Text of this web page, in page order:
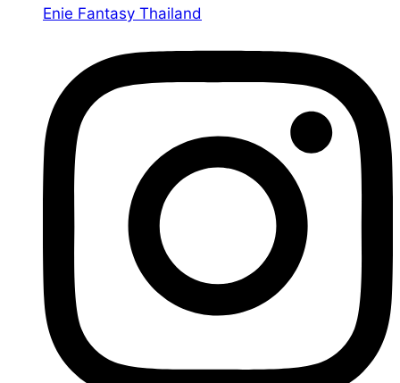
Enie Fantasy Thailand